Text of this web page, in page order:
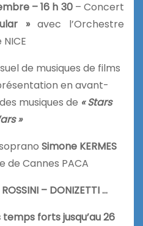
– 16 h 30– Concert
»avec l’Orchestre
de musiques de films
en avant-
musiques de « Stars
»
Simone KERMES
de Cannes PACA
– DONIZETTI …
forts jusqu’au 26